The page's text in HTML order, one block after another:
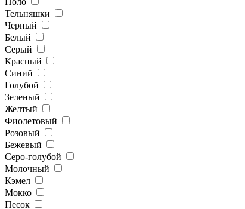
Тельняшки
Черный
Белый
Серый
Красный
Синий
Голубой
Зеленый
Желтый
Фиолетовый
Розовый
Бежевый
Серо-голубой
Молочный
Кэмел
Мокко
Песок